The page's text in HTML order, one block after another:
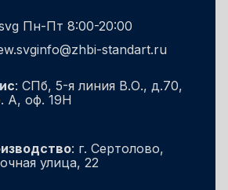
Пн-Пт 8:00-20:00
info@zhbi-standart.ru
: СПб, 5-я линия В.О., д.70,
А, оф. 19Н
: г. Сертолово,
улица, 22